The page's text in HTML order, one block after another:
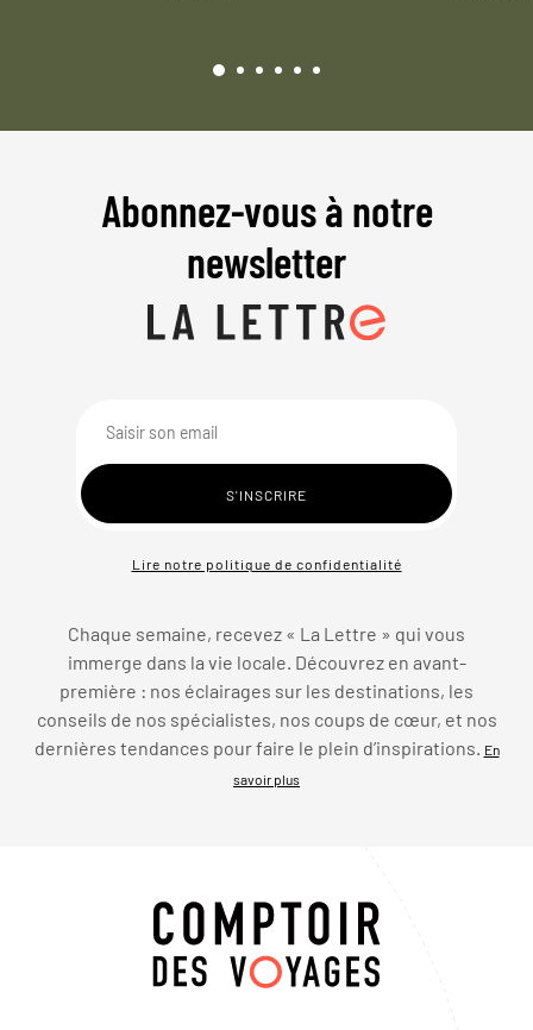
Abonnez-vous à notre
newsletter
Lire notre politique de confidentialité
Chaque semaine, recevez « La Lettre » qui vous
immerge dans la vie locale. Découvrez en avant-
première : nos éclairages sur les destinations, les
conseils de nos spécialistes, nos coups de cœur, et nos
dernières tendances pour faire le plein d’inspirations. En
savoir plus